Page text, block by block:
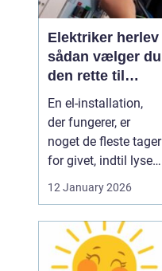
Elektriker herlev
sådan vælger du
den rette til
opgaven
En el-installation,
der fungerer, er
noget de fleste tager
for givet, indtil lyset
12 January 2026